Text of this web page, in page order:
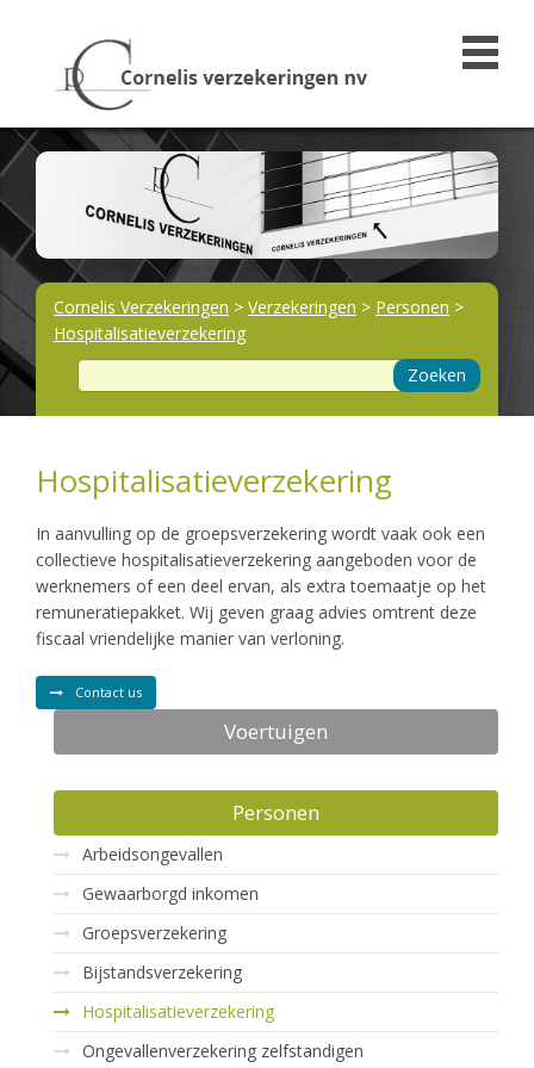
Cornelis Verzekeringen > Verzekeringen > Personen >
Hospitalisatieverzekering
Zoeken
Hospitalisatieverzekering
In aanvulling op de groepsverzekering wordt vaak ook een
collectieve hospitalisatieverzekering aangeboden voor de
werknemers of een deel ervan, als extra toemaatje op het
remuneratiepakket. Wij geven graag advies omtrent deze
fiscaal vriendelijke manier van verloning.
Contact us
Voertuigen
Personen
Arbeidsongevallen
Gewaarborgd inkomen
Groepsverzekering
Bijstandsverzekering
Hospitalisatieverzekering
Ongevallenverzekering zelfstandigen